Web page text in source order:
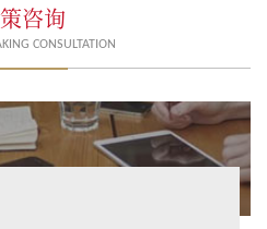
咨询
CONSULTATION